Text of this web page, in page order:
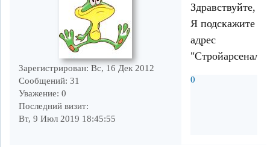
Зарегистрирован: Вс, 16 Дек 2012
Сообщений: 31
Уважение: 0
Последний визит:
Вт, 9 Июл 2019 18:45:55
Здравствуйте,
Я подскажите
адрес
"Стройарсенал".
0